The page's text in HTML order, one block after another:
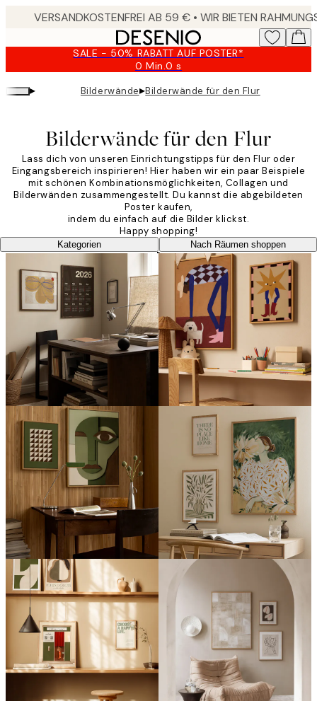
SALE - 50% RABATT AUF POSTER*
0 Min.0 s
Gültig
bis:
2026-
▸ Bilderwände▸Bilderwände für den Flur
Bilderwände für den Flur
Lass dich von unseren Einrichtungstipps für den Flur oder
Eingangsbereich inspirieren! Hier haben wir ein paar Beispiele
mit schönen Kombinationsmöglichkeiten, Collagen und
Bilderwänden zusammengestellt. Du kannst die abgebildeten
Poster kaufen,
indem du einfach auf die Bilder klickst.
Happy shopping!
Kategorien Nach Räumen shoppen